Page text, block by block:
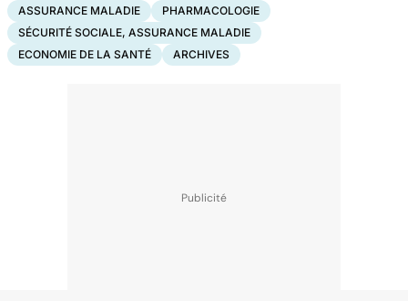
ASSURANCE MALADIE
PHARMACOLOGIE
SÉCURITÉ SOCIALE, ASSURANCE MALADIE
ECONOMIE DE LA SANTÉ
ARCHIVES